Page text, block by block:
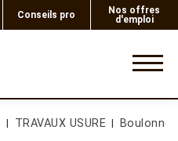
Conseils pro
Nos offres
d'emploi
TRAVAUX USURE